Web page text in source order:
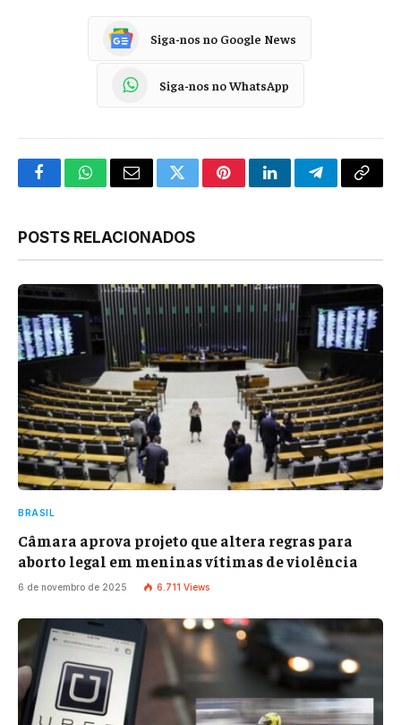
Siga-nos no Google News
Siga-nos no WhatsApp
FacebookWhatsApp
Email TwitterPinterestLinkedInTelegramCopy
POSTS RELACIONADOS
BRASIL
Câmara aprova projeto que altera regras para
aborto legal em meninas vítimas de violência
6 de novembro de 2025 6.711 Views